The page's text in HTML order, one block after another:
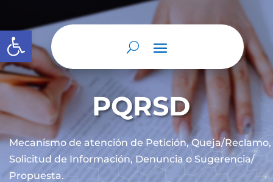
Abrir barra de herramientas
PQRSD
Mecanismo de atención de Petición, Queja/Reclamo,
Solicitud de Información, Denuncia o Sugerencia/
Propuesta.